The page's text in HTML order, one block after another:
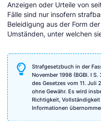
Anzeigen oder Urteile von
Fälle sind nur insofern
Beleidigung aus der Form
Umständen, unter welchen
Strafgesetzbuch in der
November 1998 (BGBl. I
des Gesetzes vom 11. Juli
ohne Gewähr. Es wird
Richtigkeit,
Informationen